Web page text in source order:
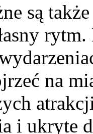
są
na
i ukryte